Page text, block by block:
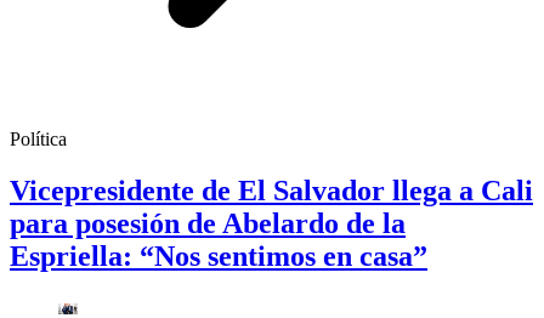
Política
Vicepresidente de El Salvador llega a Cali
para posesión de Abelardo de la
Espriella: “Nos sentimos en casa”